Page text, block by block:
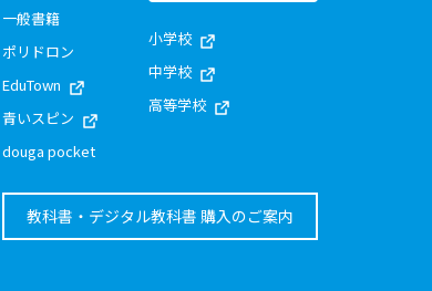
一般書籍
ポリドロン
EduTown
青いスピン
douga pocket
小学校
中学校
高等学校
教科書・デジタル教科書 購入のご案内